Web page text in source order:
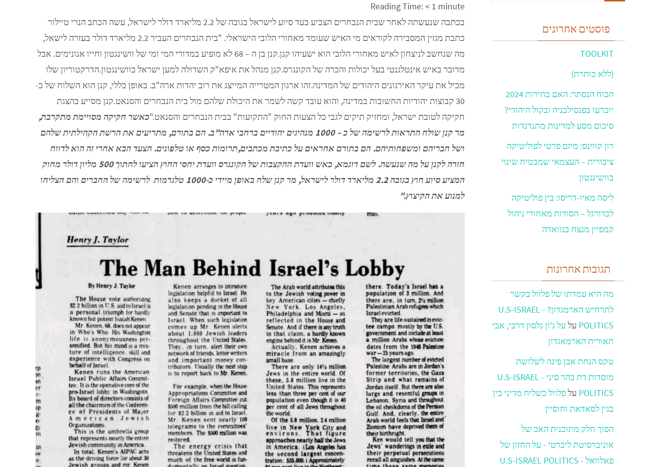
Reading Time:< 1 minute
בכתבה שנעשתה לאחר שבית הנבחרים הצביע בעד סיוע לישראל בגובה של 2.2 מליארד דולר לישראל, עשה הכתב הנרי טיילור
כתבת מגזין המסבירה לקוראים מי האיש שעומד מאחורי הלובי הישראלי. "בית הנבחרים העביר 2.2 מליארד דולר בעזרה לישאל,
מה שנחשב לניצחון לאיש מאחורי הלובי הוא ישעיהו קנן.קנן בן ה – 68 לא מופיע במדורי המי ומי של וושינגטון וחייו אנונימים. אבל
מדובר באיש אינטלגנטי בעל יכולות והכרה של הקונגרס.קנן מנהל את איפא"ק השדולה למען ישראל בוושינגטון.הדרקטוריון שלו
מכיל את עיקר האירגונים היהודים של המדינה.זהו ארגון המטרייה המייצג את רוב יהדות ארה"ב. באופן כללי, קנן הוא השלוח של כ-
30 קבוצות יהודיות החשובות במדינה, והוא עובד קשה לשמר את היכולת שלהם מול בית הנבחרים והסנאט.קנן מסייע בהצגת
חקיקה לטובת ישראל, ומחזיק תיקים לגבי כל הצעות החוק "התקועות" בבית הנבחרים והסנאט."כאשר חקיקה מסויימת מתקרבת,
מר קנן שולח התראות לרשימה של כ – 1000 מנהיגים יהודיים ברחבי ארה"ב. הם בתורם, מתריעים את הרשת הקהילתית שלהם
ושל חבריהם ומשפחותיהם. הם בתורם אחראים על כתיבת מכתבים,תרומות כסף או טלפונים. הצעד הבא אחרי זה הוא לדווח
חזרה לקנן על מה שנעשה. לשם דוגמא, כאש וועדת ההקצבות של הקונגרס וועדת יחסי החוץ הציעו לחתוך 500 מליון דולר מחוק
המציע סיוע חוץ בגובה 2.2 מליארד דולר לישראל, מר קנן שלח באופן מיידי כ-1000 טלגרמות לרשימה של החברים והם הצליחו
למנוע את הקיצוץ."
פוסטים אחרונים
TOOLKIT
(ללא כותרת)
הכוח הנסתר: האם בחירות 2024
יוכרעו בפנסילבניה ובקול היהודי?
סיכום מסע למדינות מתנדנדות
רון קווינס: מיזם פרטי לפוליטיקה
ציבורית – העצמאי שמבטיח שינוי
בוושינגטון
ליסה מאיו-דריסו: בין פוליטיקה
לכדורגל – הסודות מאחורי ניהול
קמפיין מנצח בנוואדה
תגובות אחרונות
מה היא עמדתו של פלוול בקשר
לתרחיש הארמגדון? - U.S-ISRAEL
POLITICS על על ג'ון נלסון דרבי, אבי
תאורית הארמאגדון
טקס הנחת אבן פינה לשלושת
מוסדות דת בהר סיני - U.S-ISRAEL
POLITICS עלפלוול כשליח מדיני בין
בגין לסאדאת וחוסיין
הפוך חלק מתוכנית האב של
אוניברסיטת ליברטי - על החזון של
פאלוואל - U.S-ISRAEL POLITICS